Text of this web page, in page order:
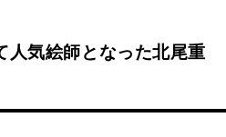
人気絵師となった北尾重